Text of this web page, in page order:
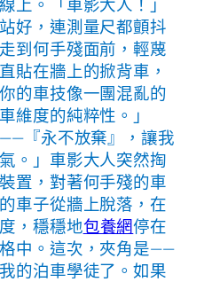
好，連測量尺都顫抖
到何手殘面前，輕蔑
貼在牆上的掀背車，
的車技像一團混亂的
維度的純粹性。」
『永不放棄』，讓我
。」車影大人突然掏
置，對著何手殘的車
車子從牆上脫落，在
，穩穩地包養網停在
中。這次，夾角是——
的泊車學徒了。如果